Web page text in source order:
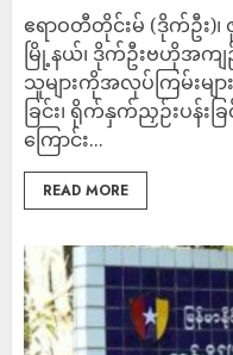
ဧရာဝတီတိုင်းမ် (ဒိုက်ဦး)
မြို့နယ်၊ ဒိုက်ဦးဗဟိုအကျ
သူများကိုအလုပ်ကြမ်းမျာ
ခြင်း၊ ရိုက်နှက်ညှဉ်းပ
ကြောင်း...
READ MORE